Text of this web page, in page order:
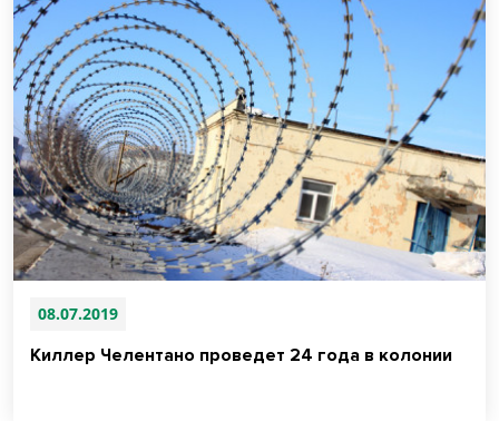
08.07.2019
Киллер Челентано проведет 24 года в колонии